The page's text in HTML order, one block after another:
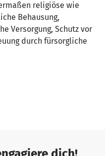
religiöse wie
Behausung,
Versorgung, Schutz vor
durch fürsorgliche
zu mehr als 70% aus